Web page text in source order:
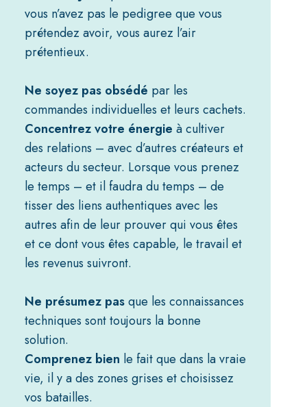
vous n’avez pas le pedigree que vous
prétendez avoir, vous aurez l’air
prétentieux.
Ne soyez pas obsédé par les
commandes individuelles et leurs cachets.
Concentrez votre énergie à cultiver
des relations – avec d’autres créateurs et
acteurs du secteur. Lorsque vous prenez
le temps – et il faudra du temps – de
tisser des liens authentiques avec les
autres afin de leur prouver qui vous êtes
et ce dont vous êtes capable, le travail et
les revenus suivront.
Ne présumez pasque les connaissances
techniques sont toujours la bonne
solution.
Comprenez bien le fait que dans la vraie
vie, il y a des zones grises et choisissez
vos batailles.